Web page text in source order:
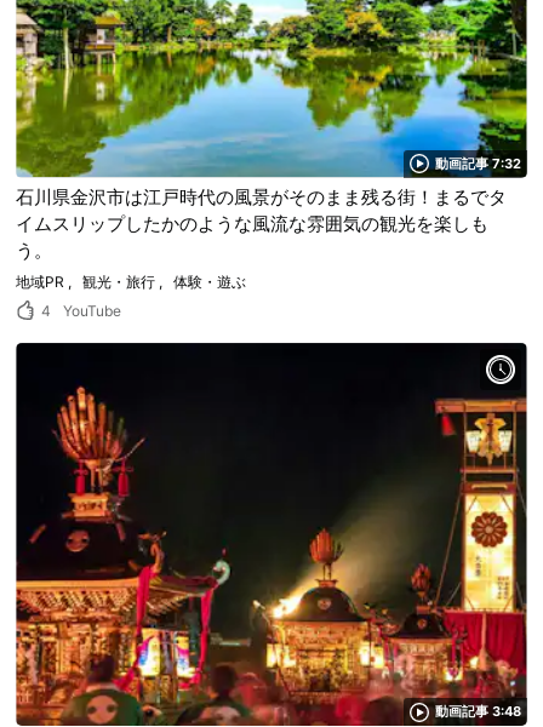
動画記事 7:32
石川県金沢市は江戸時代の風景がそのまま残る街！まるでタ
イムスリップしたかのような風流な雰囲気の観光を楽しも
う。
地域PR 観光・旅行
体験・遊ぶ
4
YouTube
動画記事 3:48